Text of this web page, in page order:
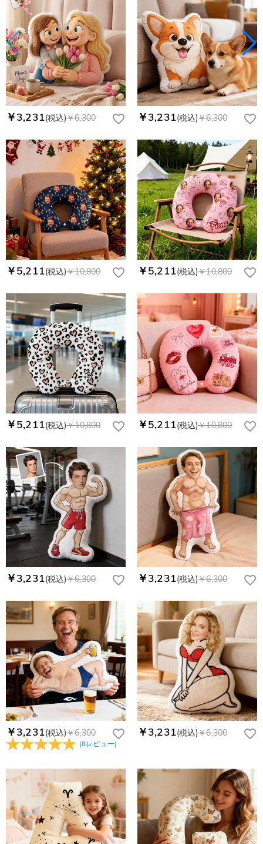
￥3,231(税込)￥6,300 ￥3,231(税込)￥6,300
￥5,211(税込)￥10,800 ￥5,211(税込)￥10,800
￥5,211(税込)￥10,800 ￥5,211(税込)￥10,800
￥3,231(税込)￥6,300 ￥3,231(税込)￥6,300
￥3,231(税込)￥6,300
(8レビュー)
￥3,231(税込)￥6,300